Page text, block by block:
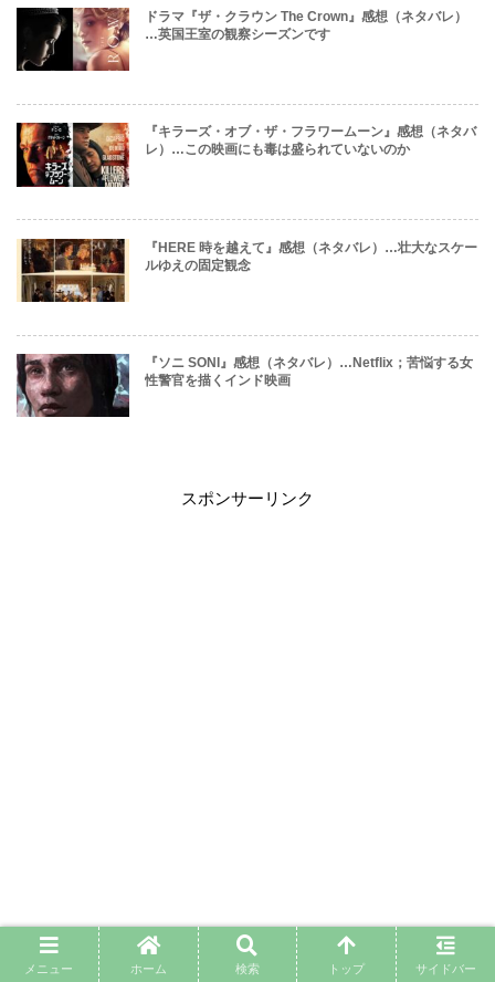
ドラマ『ザ・クラウン The Crown』感想（ネタバレ）
…英国王室の観察シーズンです
『キラーズ・オブ・ザ・フラワームーン』感想（ネタバ
レ）…この映画にも毒は盛られていないのか
『HERE 時を越えて』感想（ネタバレ）…壮大なスケー
ルゆえの固定観念
『ソニ SONI』感想（ネタバレ）…Netflix；苦悩する女
性警官を描くインド映画
スポンサーリンク
メニュー ホーム 検索 トップ サイドバー